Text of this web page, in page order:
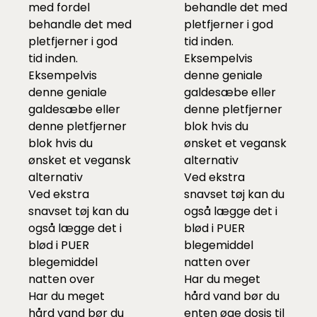
med fordel
behandle det med
pletfjerner i god
tid inden.
Eksempelvis
dennegeniale
galdesæbe eller
denne pletfjerner
blok hvis du
ønsket et vegansk
alternativ
Ved ekstra
snavset tøj kan du
også lægge det i
blød i PUER
blegemiddel
natten over
Har du meget
hård vand bør du
behandle det med
pletfjerner i god
tid inden.
Eksempelvis
dennegeniale
galdesæbe eller
denne pletfjerner
blok hvis du
ønsket et vegansk
alternativ
Ved ekstra
snavset tøj kan du
også lægge det i
blød i PUER
blegemiddel
natten over
Har du meget
hård vand bør du
enten øge dosis til